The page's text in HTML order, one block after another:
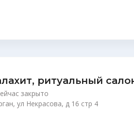
ритуальный
закрыто
ул Некрасова, д 16 стр 4